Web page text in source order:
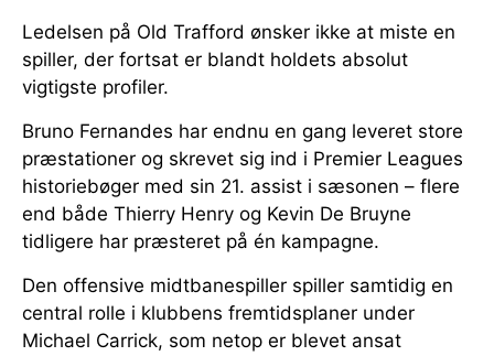
Ledelsen på Old Trafford ønsker ikke at miste en
spiller, der fortsat er blandt holdets absolut
vigtigste profiler.
Bruno Fernandes har endnu en gang leveret store
præstationer og skrevet sig ind i Premier Leagues
historiebøger med sin 21. assist i sæsonen – flere
end både Thierry Henry og Kevin De Bruyne
tidligere har præsteret på én kampagne.
Den offensive midtbanespiller spiller samtidig en
central rolle i klubbens fremtidsplaner under
Michael Carrick, som netop er blevet ansat